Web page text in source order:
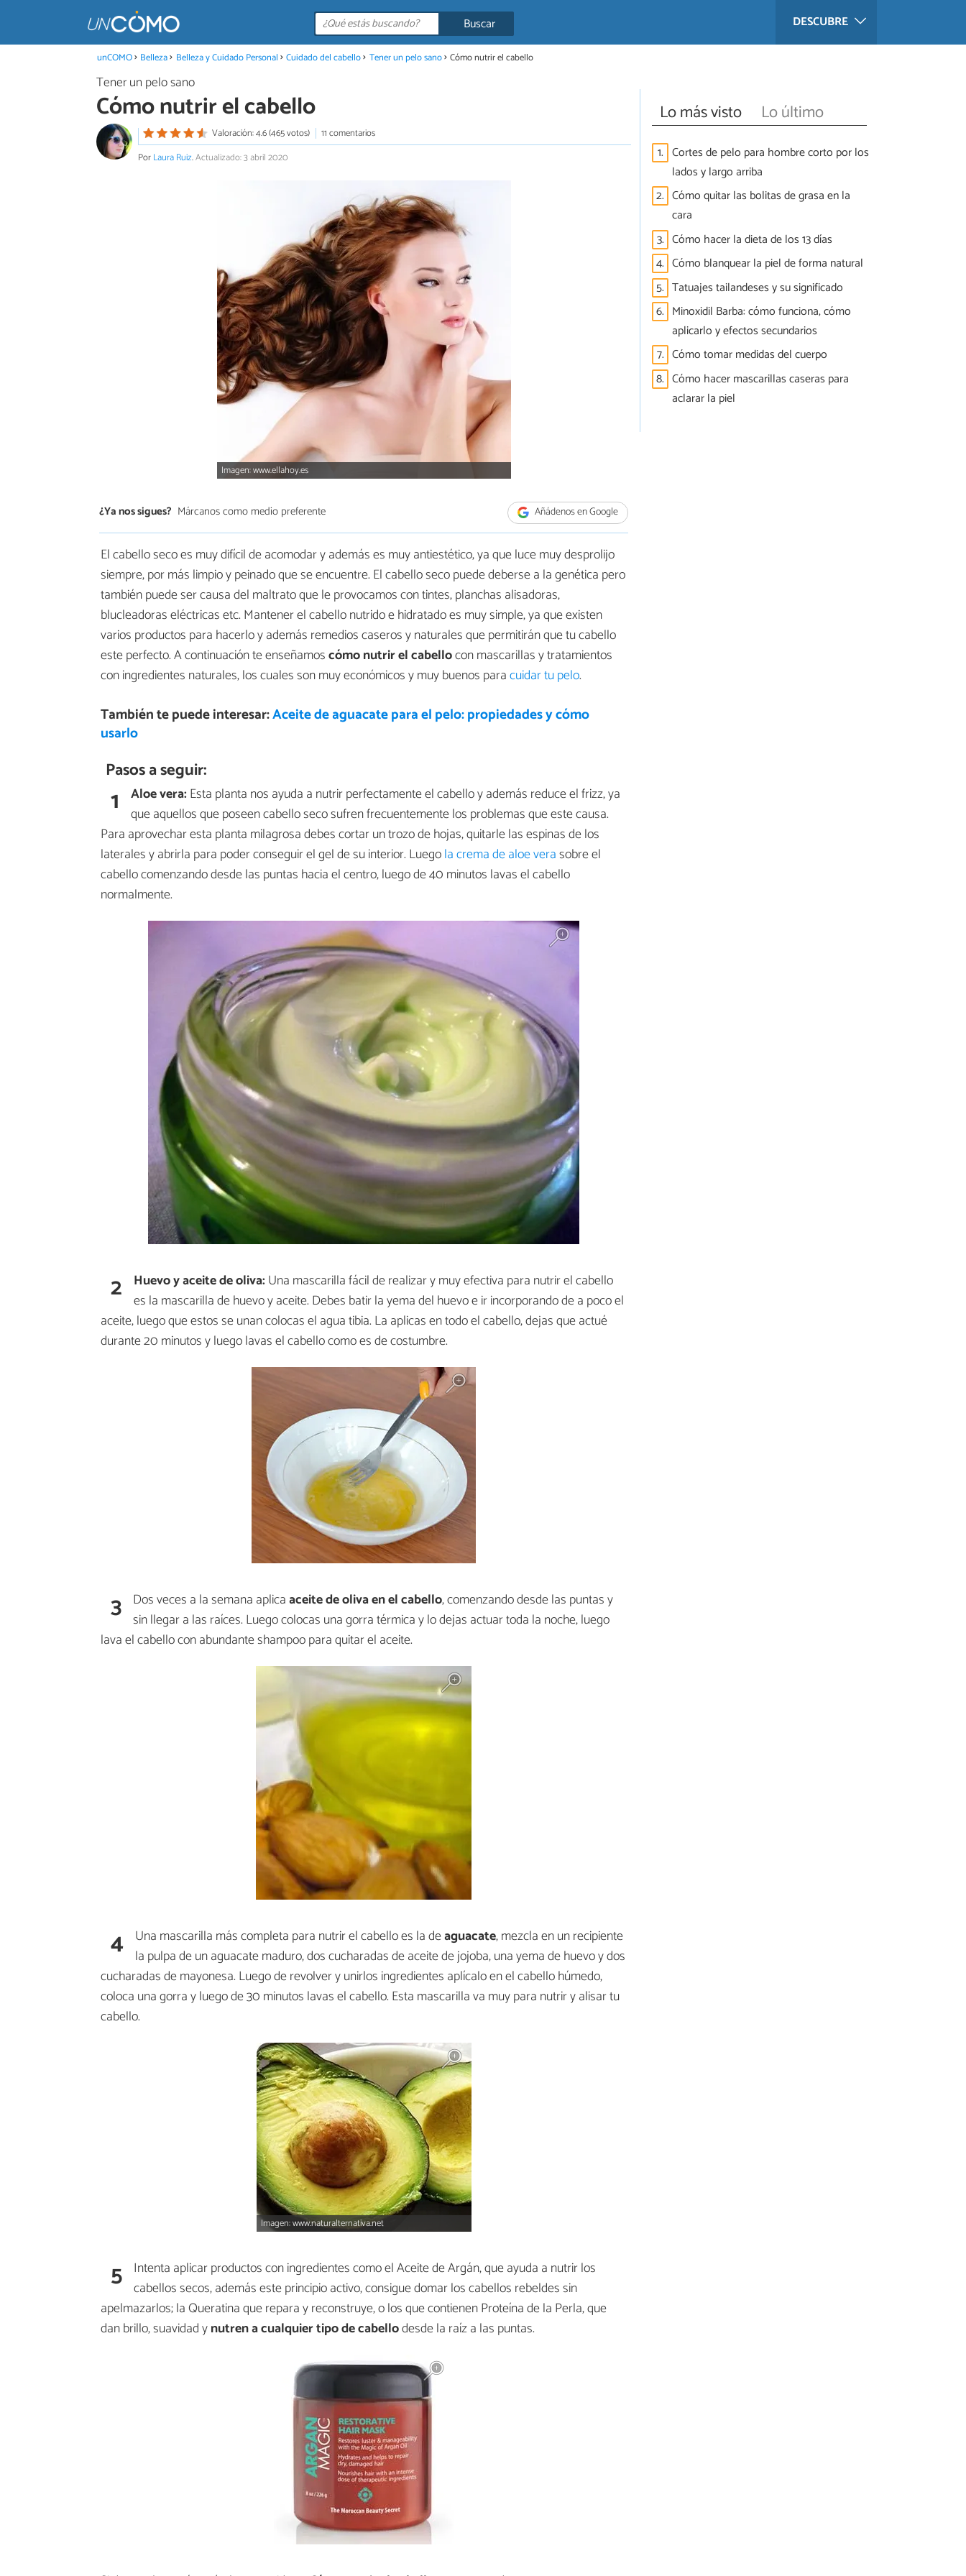
DESCUBRE
Buscar
unCOMO Belleza Belleza y Cuidado Personal Cuidado del cabello Tener un pelo sano Cómo nutrir el cabello
Tener un pelo sano
Cómo nutrir el cabello
Valoración: 4.6 (465 votos)
11 comentarios
PorLaura Ruiz.Actualizado: 3 abril 2020
Imagen: www.ellahoy.es
¿Ya nos sigues? Márcanos como medio preferente Añádenos en Google
El cabello seco es muy difícil de acomodar y además es muy antiestético, ya que luce muy desprolijo
siempre, por más limpio y peinado que se encuentre. El cabello seco puede deberse a la genética pero
también puede ser causa del maltrato que le provocamos con tintes, planchas alisadoras,
blucleadoras eléctricas etc. Mantener el cabello nutrido e hidratado es muy simple, ya que existen
varios productos para hacerlo y además remedios caseros y naturales que permitirán que tu cabello
este perfecto. A continuación te enseñamoscómo nutrir el cabellocon mascarillas y tratamientos
con ingredientes naturales, los cuales son muy económicos y muy buenos paracuidar tu pelo.
También te puede interesar:Aceite de aguacate para el pelo: propiedades y cómo
usarlo
Pasos a seguir:
1 Aloe vera:Esta planta nos ayuda a nutrir perfectamente el cabello y además reduce el frizz, ya
que aquellos que poseen cabello seco sufren frecuentemente los problemas que este causa.
Para aprovechar esta planta milagrosa debes cortar un trozo de hojas, quitarle las espinas de los
laterales y abrirla para poder conseguir el gel de su interior. Luegola crema de aloe verasobre el
cabello comenzando desde las puntas hacia el centro, luego de 40 minutos lavas el cabello
normalmente.
2 Huevo y aceite de oliva:Una mascarilla fácil de realizar y muy efectiva para nutrir el cabello
es la mascarilla de huevo y aceite. Debes batir la yema del huevo e ir incorporando de a poco el
aceite, luego que estos se unan colocas el agua tibia. La aplicas en todo el cabello, dejas que actué
durante 20 minutos y luego lavas el cabello como es de costumbre.
3 Dos veces a la semana aplicaaceite de oliva en el cabello, comenzando desde las puntas y
sin llegar a las raíces. Luego colocas una gorra térmica y lo dejas actuar toda la noche, luego
lava el cabello con abundante shampoo para quitar el aceite.
4 Una mascarilla más completa para nutrir el cabello es la deaguacate, mezcla en un recipiente
la pulpa de un aguacate maduro, dos cucharadas de aceite de jojoba, una yema de huevo y dos
cucharadas de mayonesa. Luego de revolver y unirlos ingredientes aplícalo en el cabello húmedo,
coloca una gorra y luego de 30 minutos lavas el cabello. Esta mascarilla va muy para nutrir y alisar tu
cabello.
Imagen: www.naturalternativa.net
5 Intenta aplicar productos con ingredientes como el Aceite de Argán, que ayuda a nutrir los
cabellos secos, además este principio activo, consigue domar los cabellos rebeldes sin
apelmazarlos; la Queratina que repara y reconstruye, o los que contienen Proteína de la Perla, que
dan brillo, suavidad ynutren a cualquier tipo de cabellodesde la raíz a las puntas.
Lo más visto Lo último
1. Cortes de pelo para hombre corto por los
lados y largo arriba
2. Cómo quitar las bolitas de grasa en la
cara
3. Cómo hacer la dieta de los 13 días
4. Cómo blanquear la piel de forma natural
5. Tatuajes tailandeses y su significado
6. Minoxidil Barba: cómo funciona, cómo
aplicarlo y efectos secundarios
7. Cómo tomar medidas del cuerpo
8. Cómo hacer mascarillas caseras para
aclarar la piel